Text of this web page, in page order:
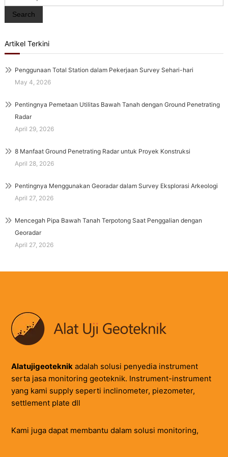
for:
Search
Artikel Terkini
Penggunaan Total Station dalam Pekerjaan Survey Sehari-hari
May 4, 2026
Pentingnya Pemetaan Utilitas Bawah Tanah dengan Ground Penetrating
Radar
April 29, 2026
8 Manfaat Ground Penetrating Radar untuk Proyek Konstruksi
April 28, 2026
Pentingnya Menggunakan Georadar dalam Survey Eksplorasi Arkeologi
April 27, 2026
Mencegah Pipa Bawah Tanah Terpotong Saat Penggalian dengan
Georadar
April 27, 2026
Alatujigeoteknikadalah solusi penyedia instrument
serta jasa monitoring geoteknik. Instrument-instrument
yang kami supply seperti inclinometer, piezometer,
settlement plate dll
Kami juga dapat membantu dalam solusi monitoring,